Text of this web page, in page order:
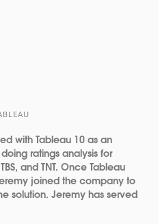
with Tableau 10 as an
ratings analysis for
and TNT. Once Tableau
joined the company to
solution. Jeremy has served